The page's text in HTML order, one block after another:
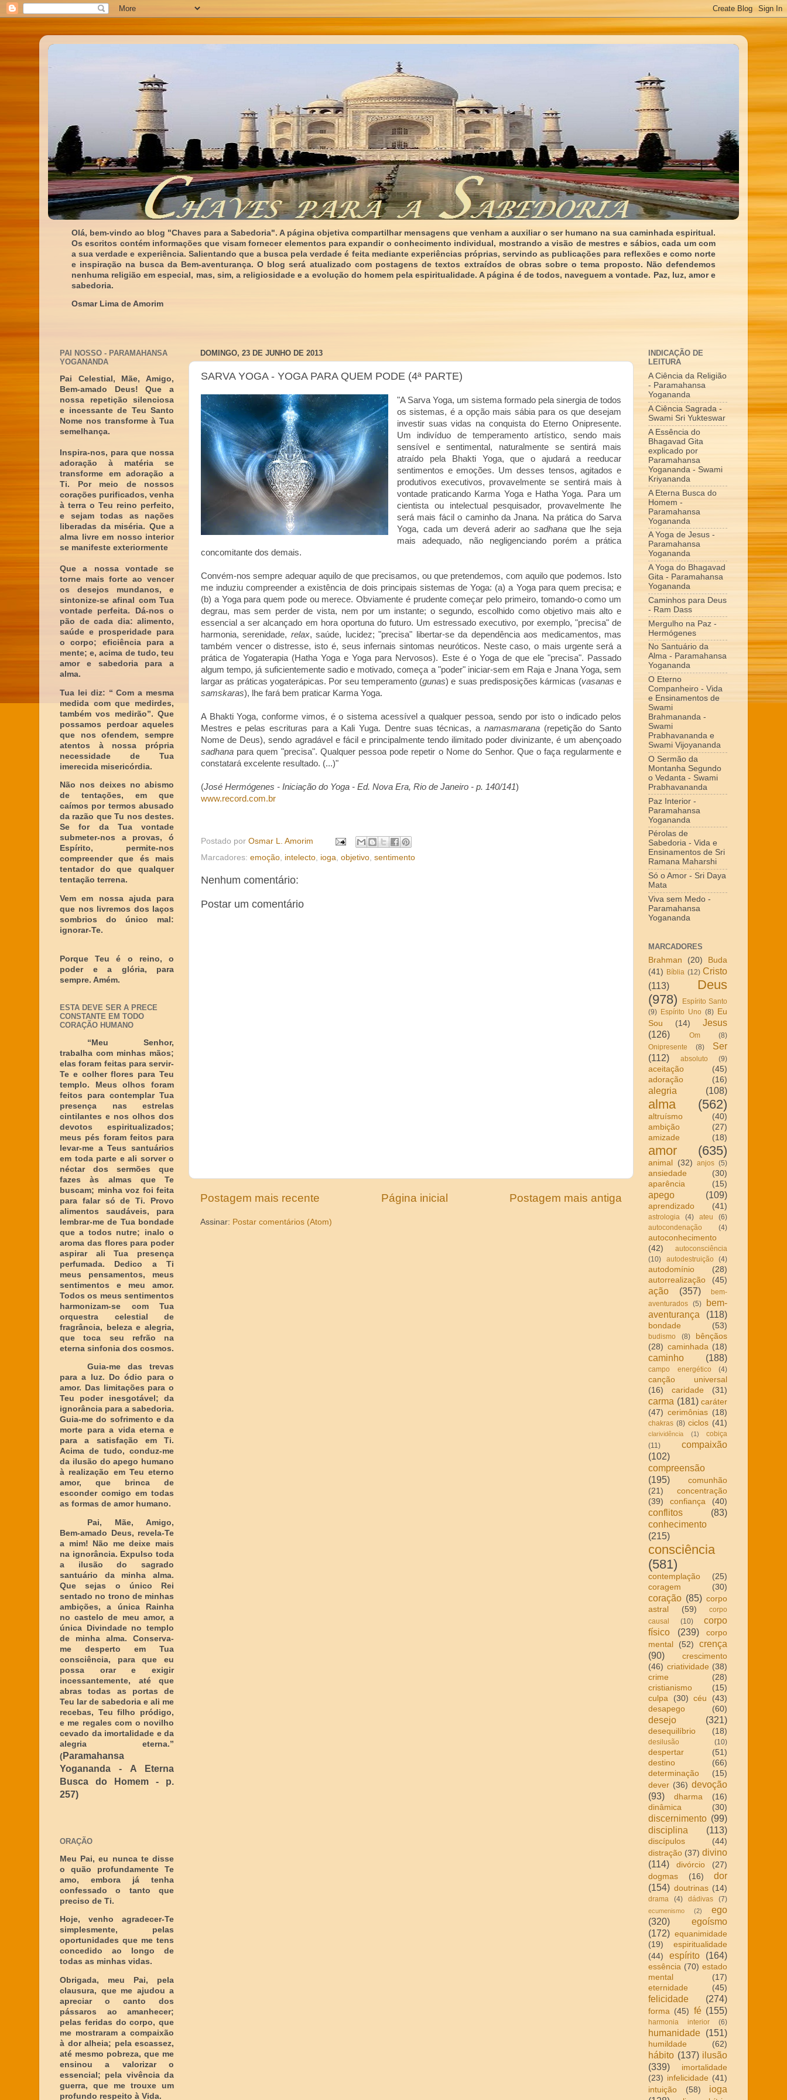
Olá, bem-vindo ao blog "Chaves para a Sabedoria". A página objetiva compartilhar mensagens que venham a auxiliar o ser humano na sua caminhada espiritual.
Os escritos contém informações que visam fornecer elementos para expandir o conhecimento individual, mostrando a visão de mestres e sábios, cada um com
a sua verdade e experiência. Salientando que a busca pela verdade é feita mediante experiências próprias, servindo as publicações para reflexões e como norte
e inspiração na busca da Bem-aventurança. O blog será atualizado com postagens de textos extraídos de obras sobre o tema proposto. Não defendemos
nenhuma religião em especial, mas, sim, a religiosidade e a evolução do homem pela espiritualidade. A página é de todos, naveguem a vontade. Paz, luz, amor e
sabedoria.
Osmar Lima de Amorim
DOMINGO, 23 DE JUNHO DE 2013
SARVA YOGA - YOGA PARA QUEM PODE (4ª PARTE)
"A Sarva Yoga, um sistema formado pela sinergia de todos
os sistemas, é a opção mais sábia para os que desejam
investir suas vidas na conquista do Eterno Onipresente.
Um indivíduo de temperamento artístico, sendo mais
sensível e sentimental, naturalmente se sentirá mais
atraído pela Bhakti Yoga, que o ajudará a reeducar
sentimentos e emoções. Um desses tensos, agitados e
produtivos executivos, provavelmente se sentirá mais à
vontade praticando Karma Yoga e Hatha Yoga. Para um
cientista ou intelectual pesquisador, provavelmente lhe
será mais fácil o caminho da Jnana. Na prática do Sarva
Yoga, cada um deverá aderir ao sadhanaque lhe seja
mais adequado, não negligenciando porém a prática
concomitante dos demais.
Convém-nos sempre adequar aquilo de que precisamos, ou que pretendemos, com aquilo que podemos. Isto
me induziu compreender a existência de dois principais sistemas de Yoga: (a) a Yoga para quem precisa; e
(b) a Yoga para quem pode ou merece. Obviamente é prudente começar pelo primeiro, tomando-o como um
degrau, mas sem perder de vista, nem por um instante; o segundo, escolhido como objetivo mais alto e
essencial a ser alcançado em hora oportuna do futuro. Um estressado executivo, por exemplo, "precisa" de
harmonia, serenidade, relax, saúde, lucidez; "precisa" libertar-se da dependência aos medicamentos, mas
também vencer o distresse, isto é, seus infernais sintomas neuróticos. Neste caso, o mais urgente será a
prática de Yogaterapia (Hatha Yoga e Yoga para Nervosos). Este é o Yoga de que ele "precisa". Passado
algum tempo, já suficientemente sadio e motivado, começa a "poder" iniciar-sem em Raja e Jnana Yoga, sem
largar as práticas yogaterápicas. Por seu temperamento (gunas) e suas predisposições kármicas (vasanase
samskaras), lhe fará bem praticar Karma Yoga.
A Bhakti Yoga, conforme vimos, é o sistema acessível a qualquer pessoa, sendo por isto o indicado pelos
Mestres e pelas escrituras para a Kali Yuga. Dentre suas técnicas, a namasmarana (repetição do Santo
Nome de Deus), sendo agradável e fácil e principalmente tendo ilimitado poder divinizante, é um abençoado
sadhana para quem "precisa". Qualquer pessoa pode repetir o Nome do Senhor. Que o faça regularmente e
constatará excelente resultado. (...)"
(José Hermógenes - Iniciação do Yoga - Ed. Nova Era, Rio de Janeiro - p. 140/141)
www.record.com.br
Postado por Osmar L. Amorim
Marcadores: emoção intelecto ioga objetivo sentimento
Nenhum comentário:
Postar um comentário
Postagem mais recente Postagem mais antiga
Página inicial
Assinar: Postar comentários (Atom)
PAI NOSSO - PARAMAHANSA
YOGANANDA
Pai Celestial, Mãe, Amigo,
Bem-amado Deus! Que a
nossa repetição silenciosa
e incessante de Teu Santo
Nome nos transforme à Tua
semelhança.
Inspira-nos, para que nossa
adoração à matéria se
transforme em adoração a
Ti. Por meio de nossos
corações purificados, venha
à terra o Teu reino perfeito,
e sejam todas as nações
liberadas da miséria. Que a
alma livre em nosso interior
se manifeste exteriormente
Que a nossa vontade se
torne mais forte ao vencer
os desejos mundanos, e
sintonize-se afinal com Tua
vontade perfeita. Dá-nos o
pão de cada dia: alimento,
saúde e prosperidade para
o corpo; eficiência para a
mente; e, acima de tudo, teu
amor e sabedoria para a
alma.
Tua lei diz: “ Com a mesma
medida com que medirdes,
também vos medirão”. Que
possamos perdoar aqueles
que nos ofendem, sempre
atentos à nossa própria
necessidade de Tua
imerecida misericórdia.
Não nos deixes no abismo
de tentações, em que
caímos por termos abusado
da razão que Tu nos destes.
Se for da Tua vontade
submeter-nos a provas, ó
Espírito, permite-nos
compreender que és mais
tentador do que qualquer
tentação terrena.
Vem em nossa ajuda para
que nos livremos dos laços
sombrios do único mal:
ignorar-Te.
Porque Teu é o reino, o
poder e a glória, para
sempre. Amém.
ESTA DEVE SER A PRECE
CONSTANTE EM TODO
CORAÇÃO HUMANO
“Meu Senhor,
trabalha com minhas mãos;
elas foram feitas para servir-
Te e colher flores para Teu
templo. Meus olhos foram
feitos para contemplar Tua
presença nas estrelas
cintilantes e nos olhos dos
devotos espiritualizados;
meus pés foram feitos para
levar-me a Teus santuários
em toda parte e ali sorver o
néctar dos sermões que
fazes às almas que Te
buscam; minha voz foi feita
para falar só de Ti. Provo
alimentos saudáveis, para
lembrar-me de Tua bondade
que a todos nutre; inalo o
aroma das flores para poder
aspirar ali Tua presença
perfumada. Dedico a Ti
meus pensamentos, meus
sentimentos e meu amor.
Todos os meus sentimentos
harmonizam-se com Tua
orquestra celestial de
fragrância, beleza e alegria,
que toca seu refrão na
eterna sinfonia dos cosmos.
Guia-me das trevas
para a luz. Do ódio para o
amor. Das limitações para o
Teu poder inesgotável; da
ignorância para a sabedoria.
Guia-me do sofrimento e da
morte para a vida eterna e
para a satisfação em Ti.
Acima de tudo, conduz-me
da ilusão do apego humano
à realização em Teu eterno
amor, que brinca de
esconder comigo em todas
as formas de amor humano.
Pai, Mãe, Amigo,
Bem-amado Deus, revela-Te
a mim! Não me deixe mais
na ignorância. Expulso toda
a ilusão do sagrado
santuário da minha alma.
Que sejas o único Rei
sentado no trono de minhas
ambições, a única Rainha
no castelo de meu amor, a
única Divindade no templo
de minha alma. Conserva-
me desperto em Tua
consciência, para que eu
possa orar e exigir
incessantemente, até que
abras todas as portas de
Teu lar de sabedoria e ali me
recebas, Teu filho pródigo,
e me regales com o novilho
cevado da imortalidade e da
alegria eterna.”
( Paramahansa
Yogananda - A Eterna
Busca do Homem - p.
257)
ORAÇÃO
Meu Pai, eu nunca te disse
o quão profundamente Te
amo, embora já tenha
confessado o tanto que
preciso de Ti.
Hoje, venho agradecer-Te
simplesmente, pelas
oportunidades que me tens
concedido ao longo de
todas as minhas vidas.
Obrigada, meu Pai, pela
clausura, que me ajudou a
apreciar o canto dos
pássaros ao amanhecer;
pelas feridas do corpo, que
me mostraram a compaixão
à dor alheia; pela escassez,
até mesmo pobreza, que me
ensinou a valorizar o
essencial; pela vivência da
guerra, que me trouxe um
profundo respeito à Vida.
INDICAÇÃO DE
LEITURA
A Ciência da Religião
- Paramahansa
Yogananda
A Ciência Sagrada -
Swami Sri Yukteswar
A Essência do
Bhagavad Gita
explicado por
Paramahansa
Yogananda - Swami
Kriyananda
A Eterna Busca do
Homem -
Paramahansa
Yogananda
A Yoga de Jesus -
Paramahansa
Yogananda
A Yoga do Bhagavad
Gita - Paramahansa
Yogananda
Caminhos para Deus
- Ram Dass
Mergulho na Paz -
Hermógenes
No Santuário da
Alma - Paramahansa
Yogananda
O Eterno
Companheiro - Vida
e Ensinamentos de
Swami
Brahmananda -
Swami
Prabhavananda e
Swami Vijoyananda
O Sermão da
Montanha Segundo
o Vedanta - Swami
Prabhavananda
Paz Interior -
Paramahansa
Yogananda
Pérolas de
Sabedoria - Vida e
Ensinamentos de Sri
Ramana Maharshi
Só o Amor - Sri Daya
Mata
Viva sem Medo -
Paramahansa
Yogananda
MARCADORES
Brahman
(20)
Buda
(41) Bíblia (12) Cristo
(113)
Deus
(978)
Espírito Santo
(9) Espírito Uno (8) Eu
Sou
(14)
Jesus
(126)
Om
(8)
Onipresente
(8)
Ser
(112)
absoluto (9)
aceitação
(45)
adoração
(16)
alegria (108)
alma (562)
altruísmo
(40)
ambição
(27)
amizade
(18)
amor (635)
animal (32) anjos (5)
ansiedade
(30)
aparência
(15)
apego (109)
aprendizado (41)
astrologia (4) ateu
(6)
autocondenação
(4)
autoconhecimento
(42)
autoconsciência
(10)
autodestruição (4)
autodomínio
(28)
autorrealização
(45)
ação (357)
bem-
aventurados (5)
bem-
aventurança
(118)
bondade (53)
budismo (8)
bênçãos
(28) caminhada (18)
caminho (188)
campo energético (4)
canção universal
(16)
caridade (31)
carma (181) caráter
(47) cerimônias (18)
chakras (8) ciclos (41)
clarividência (1)
cobiça
(11)
compaixão
(102)
compreensão
(195)
comunhão
(21)
concentração
(39)
confiança (40)
conflitos
(83)
conhecimento
(215)
consciência
(581)
contemplação
(25)
coragem
(30)
coração (85) corpo
astral
(59)
corpo
causal
(10)
corpo
físico
(239)
corpo
mental
(52)
crença
(90)
crescimento
(46) criatividade (38)
crime
(28)
cristianismo
(15)
culpa
(30) céu
(43)
desapego
(60)
desejo (321)
desequilíbrio (18)
desilusão (10)
despertar
(51)
destino
(66)
determinação
(15)
dever (36) devoção
(93)
dharma
(16)
dinâmica
(30)
discernimento (99)
disciplina
(113)
discípulos
(44)
distração (37) divino
(114)
divórcio
(27)
dogmas
(16)
dor
(154) doutrinas (14)
drama (4) dádivas (7)
ecumenismo (2)
ego
(320)
egoísmo
(172) equanimidade
(19)
espiritualidade
(44)
espírito (164)
essência (70) estado
mental
(17)
eternidade
(45)
felicidade (274)
forma (45) fé (155)
harmonia interior (6)
humanidade (151)
humildade (62)
hábito (137) ilusão
(339)
imortalidade
(23) infelicidade (41)
intuição
(58)
ioga